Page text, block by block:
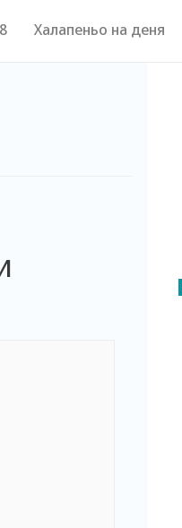
Халапеньо на деня